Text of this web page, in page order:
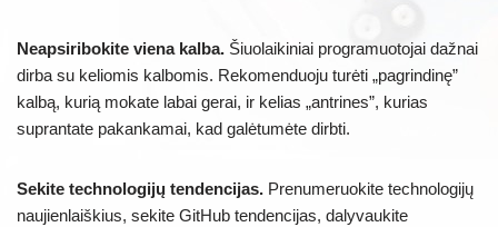
Neapsiribokite viena kalba. Šiuolaikiniai programuotojai dažnai
dirba su keliomis kalbomis. Rekomenduoju turėti „pagrindinę”
kalbą, kurią mokate labai gerai, ir kelias „antrines”, kurias
suprantate pakankamai, kad galėtumėte dirbti.
Sekite technologijų tendencijas. Prenumeruokite technologijų
naujienlaiškius, sekite GitHub tendencijas, dalyvaukite